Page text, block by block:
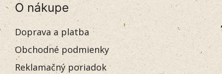
O nákupe
Doprava a platba
Obchodné podmienky
Reklamačný poriadok